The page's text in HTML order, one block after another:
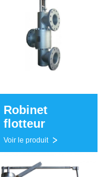
Robinet
flotteur
Voir le produit